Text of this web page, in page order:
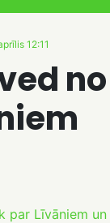
12:11
no
par Līvāniem un